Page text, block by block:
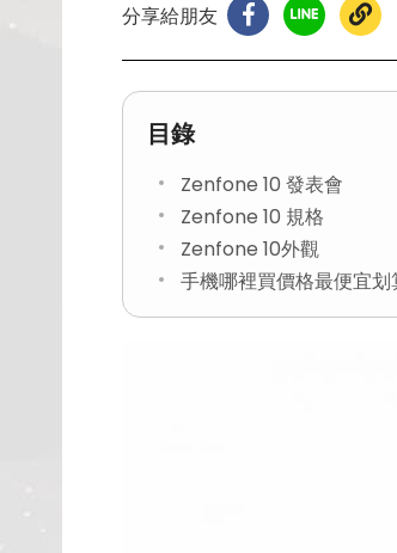
分享給朋友
目錄
Zenfone 10 發表會
Zenfone 10 規格
Zenfone 10外觀
手機哪裡買價格最便宜划